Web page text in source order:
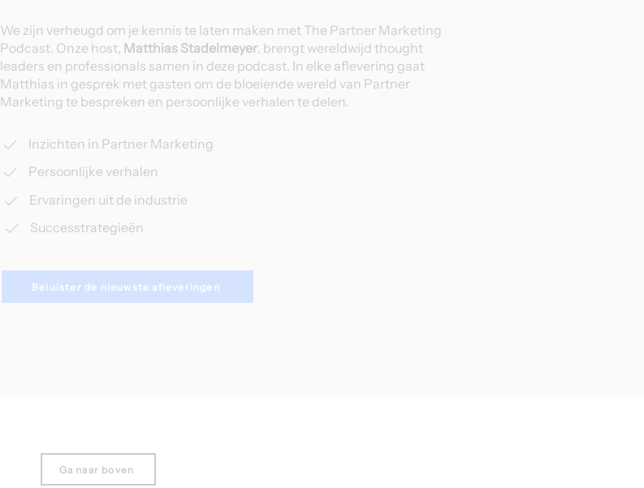
We zijn verheugd om je kennis te laten maken met The Partner Marketing
Podcast. Onze host, Matthias Stadelmeyer, brengt wereldwijd thought
leaders en professionals samen in deze podcast. In elke aflevering gaat
Matthias in gesprek met gasten om de bloeiende wereld van Partner
Marketing te bespreken en persoonlijke verhalen te delen.
Inzichten in Partner Marketing
Persoonlijke verhalen
Ervaringen uit de industrie
Successtrategieën
Beluister de nieuwste afleveringen
Ga naar boven